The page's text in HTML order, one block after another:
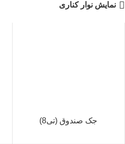
نمایش نوار کناری
جک صندوق (تی8)